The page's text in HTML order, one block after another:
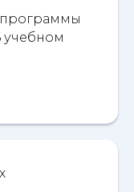
учебном